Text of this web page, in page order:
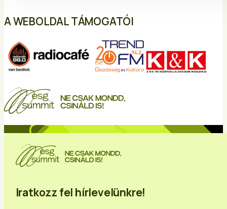
A WEBOLDAL TÁMOGATÓI
Iratkozz fel hírlevelünkre!